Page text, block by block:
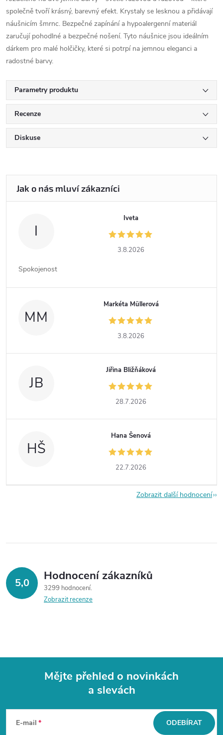
společně tvoří krásný, barevný efekt. Krystaly se lesknou a přidávají
náušnicím šmrnc. Bezpečné zapínání a hypoalergenní materiál
zaručují pohodlné a bezpečné nošení. Tyto náušnice jsou ideálním
dárkem pro malé holčičky, které si potrpí na jemnou eleganci a
radostné barvy.
Parametry produktu
Recenze
Diskuse
I
Iveta
3.8.2026
Spokojenost
MM
Markéta Müllerová
3.8.2026
JB
Jiřina Bližňáková
28.7.2026
HŠ
Hana Šenová
22.7.2026
Zobrazit další hodnocení
5,0 Hodnocení zákazníků
3299 hodnocení
Zobrazit recenze
Mějte přehled o novinkách
a slevách
E-mail ODEBÍRAT